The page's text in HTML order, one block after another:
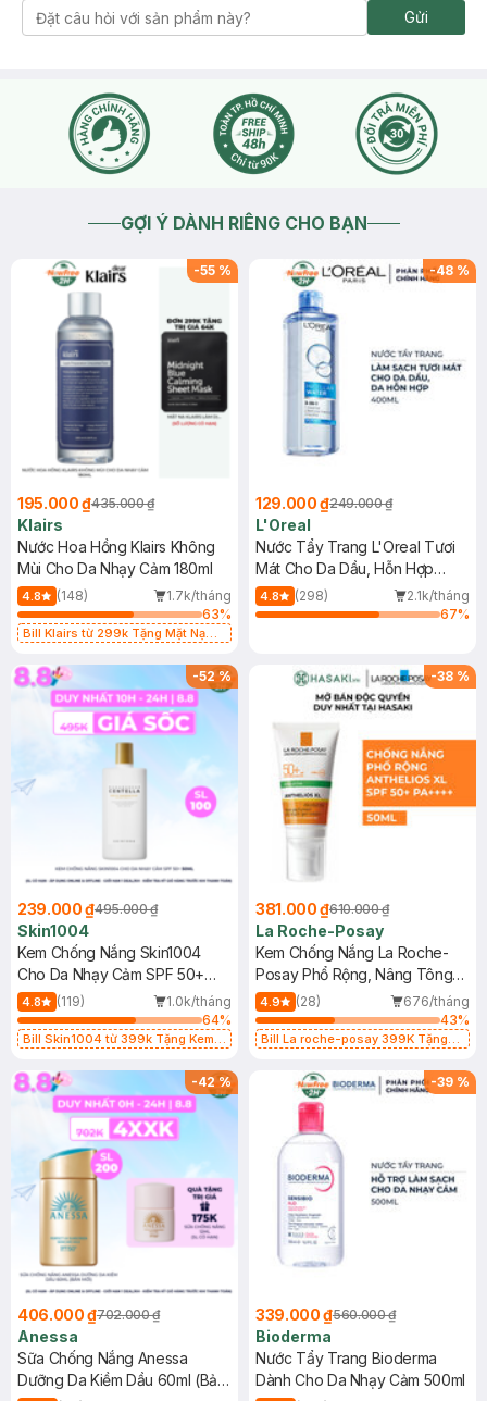
Gửi
GỢI Ý DÀNH RIÊNG CHO BẠN
-55 %
195.000 ₫435.000 ₫
Klairs
Nước Hoa Hồng Klairs Không
Mùi Cho Da Nhạy Cảm 180ml
4.8 (148)
1.7k/tháng
63%
Bill Klairs từ 299k Tặng Mặt Nạ
25ml (SL Có Hạn)
-48 %
129.000 ₫249.000 ₫
L'Oreal
Nước Tẩy Trang L'Oreal Tươi
Mát Cho Da Dầu, Hỗn Hợp
400ml
4.8 (298)
2.1k/tháng
67%
-52%
239.000 ₫495.000 ₫
Skin1004
Kem Chống Nắng Skin1004
Cho Da Nhạy Cảm SPF 50+
50ml
4.8 (119)
1.0k/tháng
64%
Bill Skin1004 từ 399k Tặng Kem
SPF 50+ 20ml (SL Có Hạn)
-38 %
381.000 ₫610.000 ₫
La Roche-Posay
Kem Chống Nắng La Roche-
Posay Phổ Rộng, Nâng Tông
Kiềm Dầu 50ml
4.9 (28)
676/tháng
43%
Bill La roche-posay 399K Tặng
(SL có hạn)
-42%
406.000 ₫702.000 ₫
Anessa
Sữa Chống Nắng Anessa
Dưỡng Da Kiềm Dầu 60ml (Bản
-39 %
339.000 ₫560.000 ₫
Bioderma
Nước Tẩy Trang Bioderma
Dành Cho Da Nhạy Cảm 500ml